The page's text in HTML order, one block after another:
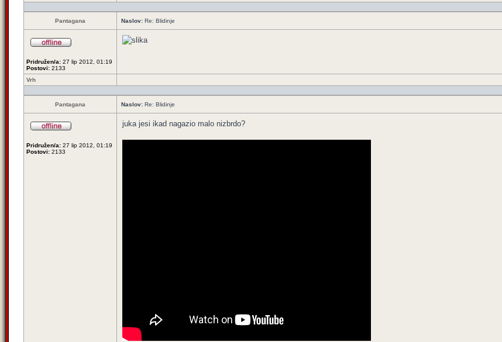
Pantagana Naslov: Re: Blidinje
Pridružen/a: 27 lip 2012, 01:19
Postovi: 2133
Vrh
Pantagana Naslov: Re: Blidinje
Pridružen/a: 27 lip 2012, 01:19
Postovi: 2133
juka jesi ikad nagazio malo nizbrdo?